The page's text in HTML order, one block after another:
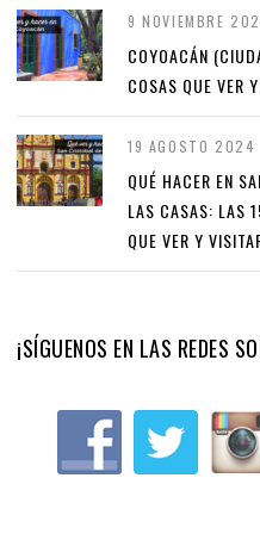
9 NOVIEMBRE
COYOACÁN
COSAS QUE VER
19 AGOSTO 2024
QUÉ HACER EN
LAS CASAS: LAS
QUE VER Y
¡SÍGUENOS EN LAS REDES